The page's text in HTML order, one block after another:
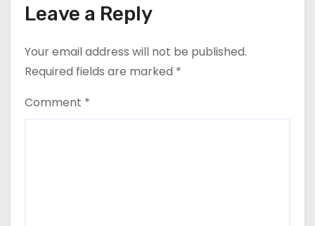
Leave a Reply
Your email address will not be published.
Required fields are marked *
Comment *